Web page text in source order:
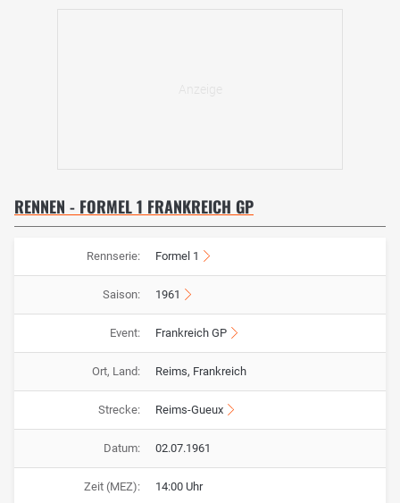
RENNEN - FORMEL 1 FRANKREICH GP
Rennserie: Formel 1
Saison: 1961
Event: Frankreich GP
Ort, Land: Reims, Frankreich
Strecke: Reims-Gueux
Datum: 02.07.1961
Zeit (MEZ): 14:00 Uhr